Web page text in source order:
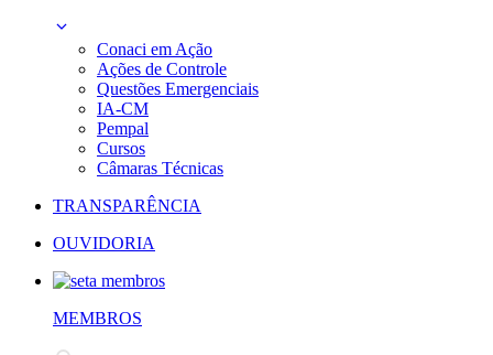
Conaci em Ação
Ações de Controle
Questões Emergenciais
IA-CM
Pempal
Cursos
Câmaras Técnicas
TRANSPARÊNCIA
OUVIDORIA
MEMBROS